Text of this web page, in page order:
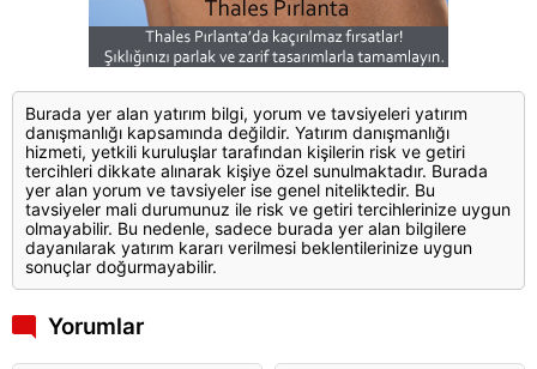
Burada yer alan yatırım bilgi, yorum ve tavsiyeleri yatırım
danışmanlığı kapsamında değildir. Yatırım danışmanlığı
hizmeti, yetkili kuruluşlar tarafından kişilerin risk ve getiri
tercihleri dikkate alınarak kişiye özel sunulmaktadır. Burada
yer alan yorum ve tavsiyeler ise genel niteliktedir. Bu
tavsiyeler mali durumunuz ile risk ve getiri tercihlerinize uygun
olmayabilir. Bu nedenle, sadece burada yer alan bilgilere
dayanılarak yatırım kararı verilmesi beklentilerinize uygun
sonuçlar doğurmayabilir.
Yorumlar